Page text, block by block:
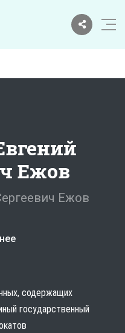
Ежов
Ежов
содержащих
государственный